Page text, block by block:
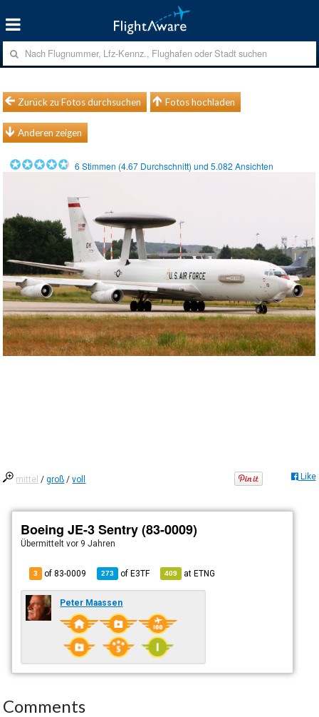
Zurück zu Fotos durchsuchen Fotos hochladen
Anderen zeigen
6 Stimmen (4.67 Durchschnitt) und5.082 Ansichten
mittel /groß /voll Like
Boeing JE-3 Sentry (83-0009)
Übermitteltvor 9 Jahren
3 of 83-0009 273 ofE3TF 409 atETNG
Peter Maassen
Comments